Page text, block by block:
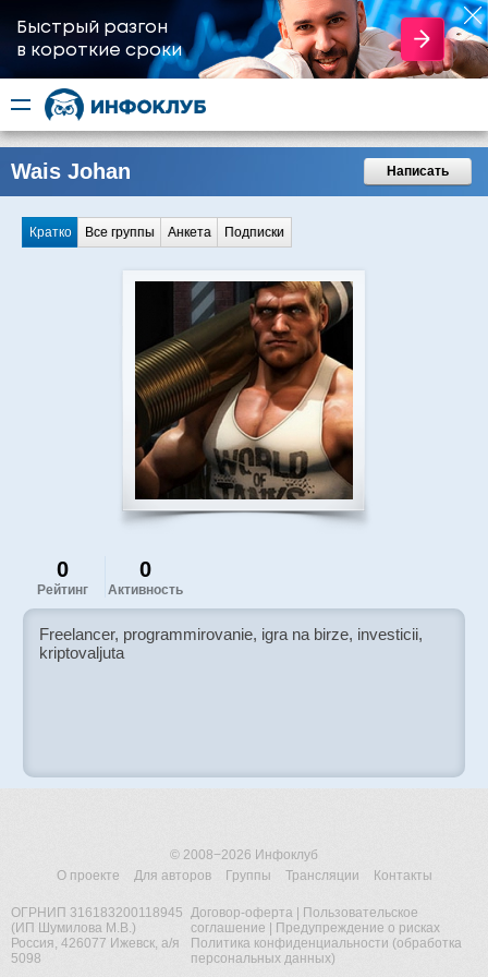
Быстрый разгон
​в короткие сроки
Wais Johan Написать
Кратко Все группы Анкета Подписки
0
Рейтинг
0
Активность
Freelancer, programmirovanie, igra na birze, investicii,
kriptovaljuta
© 2008−2026 Инфоклуб
О проекте
Для авторов Группы Трансляции Контакты
ОГРНИП 316183200118945
(ИП Шумилова М.В.)
Россия, 426077 Ижевск, а/я
5098
Договор-оферта|
Пользовательское
соглашение
Предупреждение о рисках
Политика конфиденциальности (обработка
персональных данных)